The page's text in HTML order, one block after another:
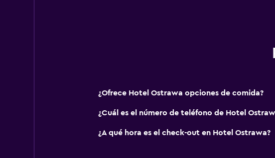
¿Ofrece Hotel Ostrawa opciones de comida?
¿Cuál es el número de teléfono de Hotel
¿A qué hora es el check-out en Hotel Ostrawa?